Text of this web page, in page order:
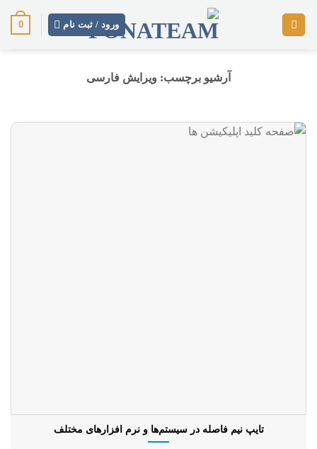
ورود / ثبت نام 0
آرشیو برچسب: ویرایش فارسی
تایپ نیم فاصله در سیستم‌ها و نرم افزارهای مختلف